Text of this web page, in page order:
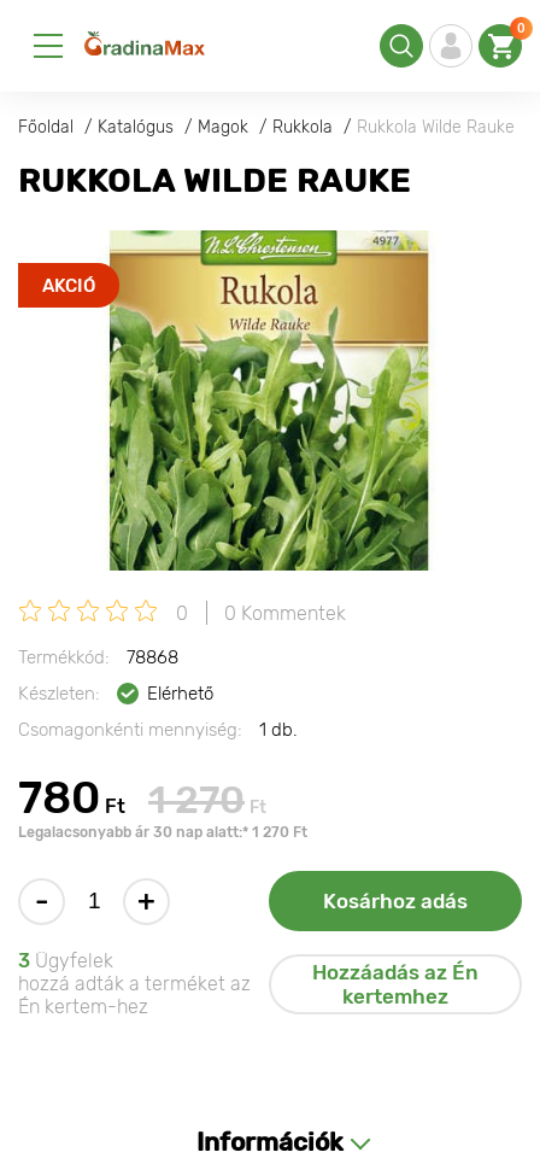
0
Főoldal Katalógus Magok Rukkola Rukkola Wilde Rauke
RUKKOLA WILDE RAUKE
AKCIÓ
0 0 Kommentek
Termékkód:
78868
Készleten:
Elérhető
Csomagonkénti mennyiség:
1 db.
780 Ft 1 270 Ft
Legalacsonyabb ár 30 nap alatt:* 1 270 Ft
- + Kosárhoz adás
3 Ügyfelek
hozzá adták a terméket az
Én kertem-hez
Hozzáadás az Én
kertemhez
Információk